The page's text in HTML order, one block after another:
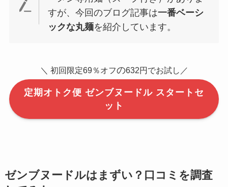
すが、今回のブログ記事は一番ベーシ
ックな丸麺を紹介しています。
＼ 初回限定69％オフの632円でお試し／
定期オトク便 ゼンブヌードル スタートセ
ット
ゼンブヌードルはまずい？口コミを調査